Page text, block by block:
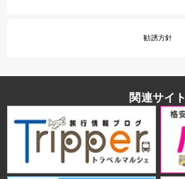
勧誘方針
関連サイト